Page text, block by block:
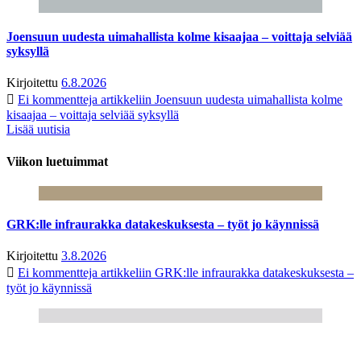
Joensuun uudesta uimahallista kolme kisaajaa – voittaja selviää
syksyllä
Kirjoitettu 6.8.2026
Ei kommentteja artikkeliin Joensuun uudesta uimahallista kolme
kisaajaa – voittaja selviää syksyllä
Lisää uutisia
Viikon luetuimmat
GRK:lle infraurakka datakeskuksesta – työt jo käynnissä
Kirjoitettu 3.8.2026
Ei kommentteja artikkeliin GRK:lle infraurakka datakeskuksesta –
työt jo käynnissä